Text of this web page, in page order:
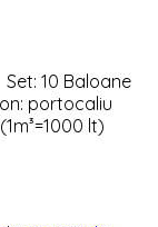
10 Baloane
portocaliu
lt)